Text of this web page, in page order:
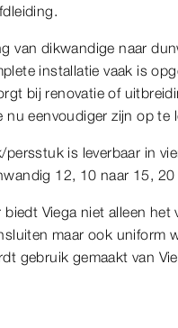
van dikwandige naar
installatie vaak is
bij renovatie of
nu eenvoudiger zijn op te
is leverbaar in
12, 10 naar 15,
Viega niet alleen
maar ook uniform
gebruik gemaakt van